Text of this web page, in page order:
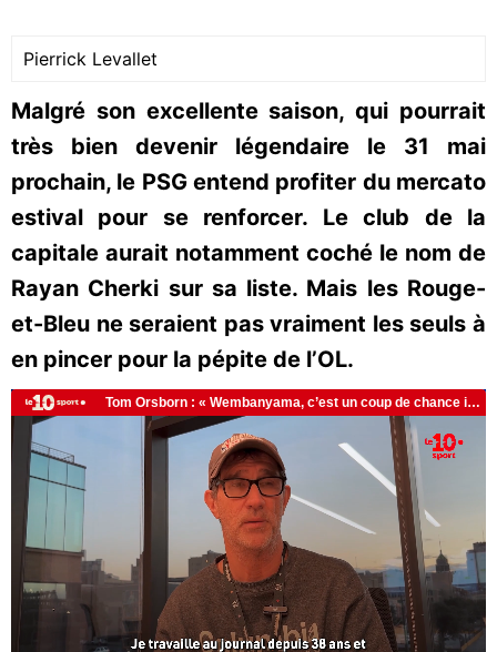
Pierrick Levallet
Malgré son excellente saison, qui pourrait
très bien devenir légendaire le 31 mai
prochain, le PSG entend profiter du mercato
estival pour se renforcer. Le club de la
capitale aurait notamment coché le nom de
Rayan Cherki sur sa liste. Mais les Rouge-
et-Bleu ne seraient pas vraiment les seuls à
en pincer pour la pépite de l’OL.